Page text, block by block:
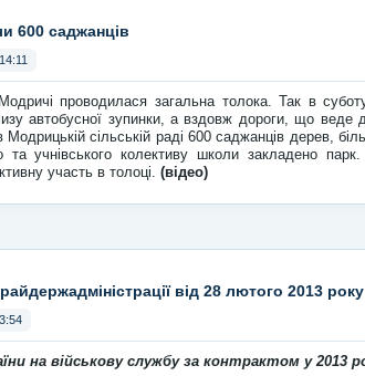
600 саджанців
проводилася загальна толока. Так в
автобусної зупинки, а вздовж дороги, що
Модрицькій сільській раді 600 саджанців дерев,
та учнівського колективу школи закладено
участь в толоці.
(відео)
від 28 лютого 2013
на військову службу за контрактом у 2013